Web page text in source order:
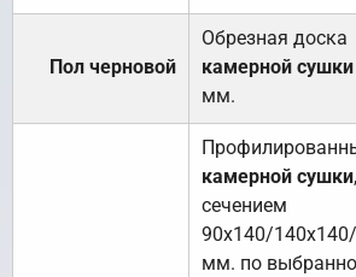
Пол черновой
Обрезная доска
камерной сушки
мм.
камерной сушки,
сечением
90х140/
мм. по